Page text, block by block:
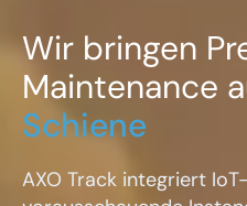
Wir bringen
Maintenance
Schiene
AXO Track integriert